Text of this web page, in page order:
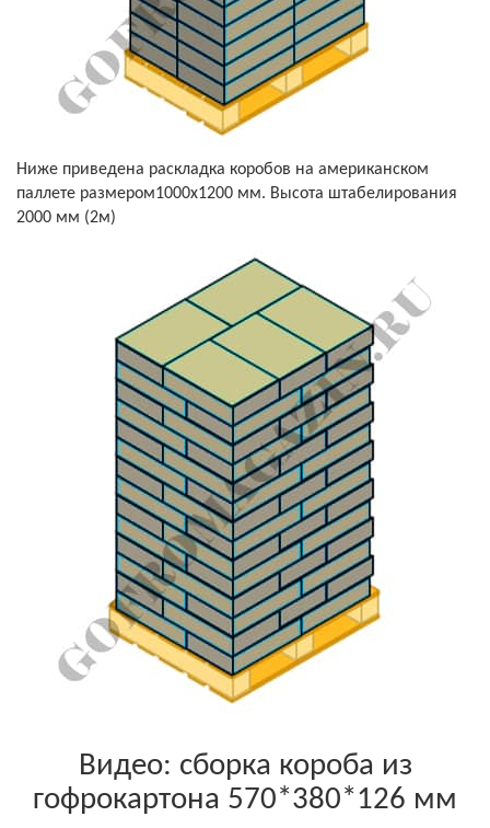
Ниже приведена раскладка коробов на американском
паллете размером1000х1200 мм. Высота штабелирования
2000 мм (2м)
Видео: сборка короба из
гофрокартона 570*380*126 мм